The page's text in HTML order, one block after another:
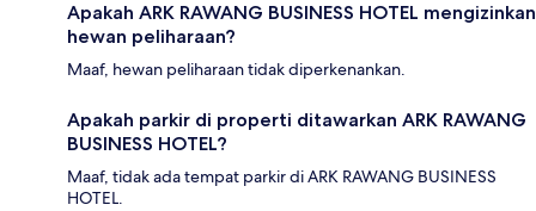
Apakah ARK RAWANG BUSINESS HOTEL mengizinkan
hewan peliharaan?
Maaf, hewan peliharaan tidak diperkenankan.
Apakah parkir di properti ditawarkan ARK RAWANG
BUSINESS HOTEL?
Maaf, tidak ada tempat parkir di ARK RAWANG BUSINESS
HOTEL.